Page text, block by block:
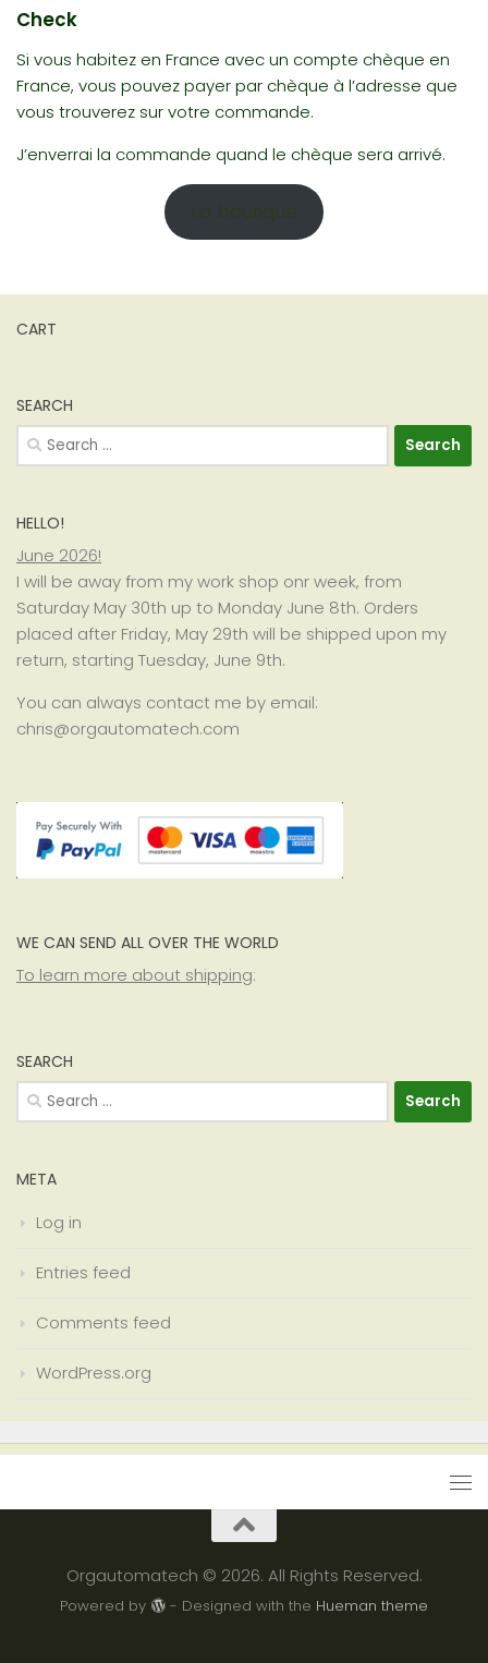
Check
Si vous habitez en France avec un compte chèque en
France, vous pouvez payer par chèque à l’adresse que
vous trouverez sur votre commande.
J’enverrai la commande quand le chèque sera arrivé.
La boutique
CART
SEARCH
Search
for:
HELLO!
June 2026!
I will be away from my work shop onr week, from
Saturday May 30th up to Monday June 8th. Orders
placed after Friday, May 29th will be shipped upon my
return, starting Tuesday, June 9th.
You can always contact me by email:
chris@orgautomatech.com
WE CAN SEND ALL OVER THE WORLD
To learn more about shipping:
SEARCH
Search
for:
META
Log in
Entries feed
Comments feed
WordPress.org
Orgautomatech © 2026. All Rights Reserved.
Powered by - Designed with the Hueman theme